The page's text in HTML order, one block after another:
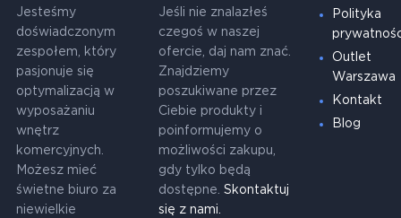
Jesteśmy
doświadczonym
zespołem, który
pasjonuje się
optymalizacją w
wyposażaniu
wnętrz
komercyjnych.
Możesz mieć
świetne biuro za
niewielkie
Jeśli nie znalazłeś
czegoś w naszej
ofercie, daj nam znać.
Znajdziemy
poszukiwane przez
Ciebie produkty i
poinformujemy o
możliwości zakupu,
gdy tylko będą
dostępne. Skontaktuj
się z nami.
Polityka
Outlet
Warszawa
Kontakt
Blog